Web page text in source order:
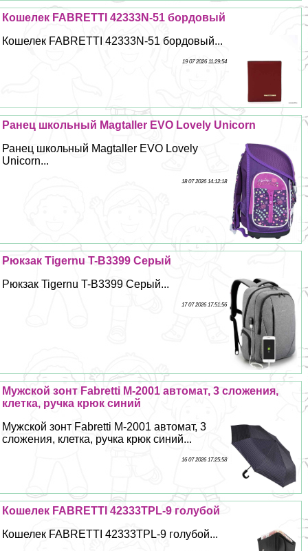
Кошелек FABRETTI 42333N-51 бордовый
Кошелек FABRETTI 42333N-51 бордовый...
19 07 2026 11:29:54
Ранец школьный Magtaller EVO Lovely Unicorn
Ранец школьный Magtaller EVO Lovely
Unicorn...
18 07 2026 14:12:18
Рюкзак Tigernu T-B3399 Серый
Рюкзак Tigernu T-B3399 Серый...
17 07 2026 17:51:56
Мужской зонт Fabretti M-2001 автомат, 3 сложения,
клетка, ручка крюк синий
Мужской зонт Fabretti M-2001 автомат, 3
сложения, клетка, ручка крюк синий...
16 07 2026 17:25:58
Кошелек FABRETTI 42333TPL-9 гoлyбой
Кошелек FABRETTI 42333TPL-9 гoлyбой...